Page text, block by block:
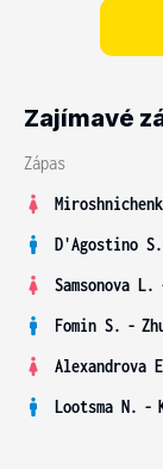
Zajímavé
Zápas
D'Agostino S.
Samsonova L.
Fomin S. -
Alexandrova
Lootsma N. -